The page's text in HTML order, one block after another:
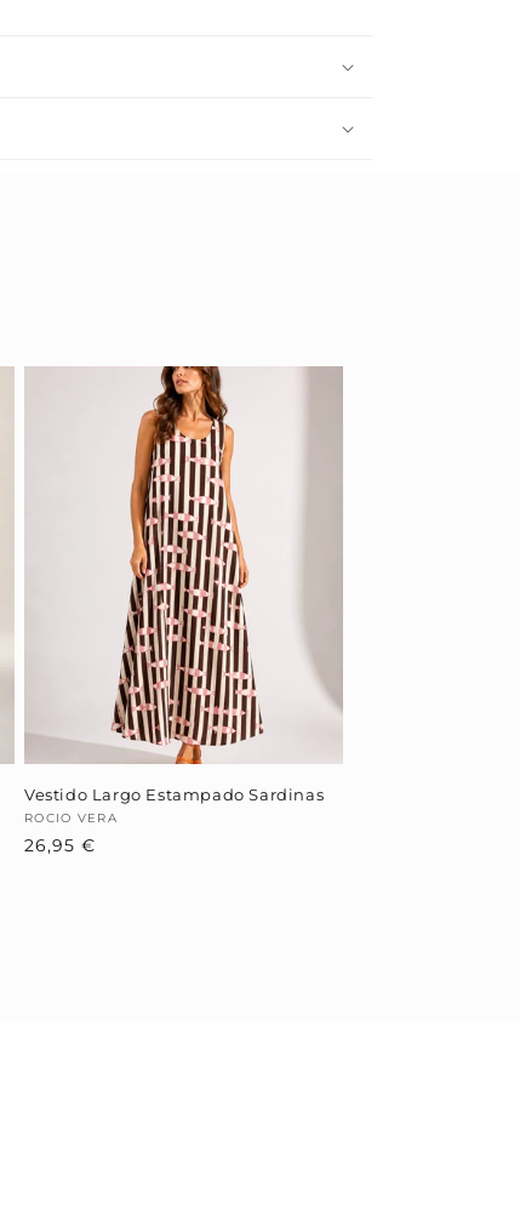
Vestido Largo Estampado Sardinas
Proveedor:
ROCIO VERA
Precio
26,95 €